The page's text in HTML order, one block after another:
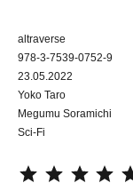
altraverse
978-3-7539-0752-9
23.05.2022
Yoko Taro
Megumu Soramichi
Sci-Fi